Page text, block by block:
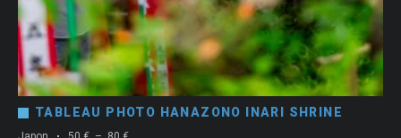
TABLEAU PHOTO HANAZONO INARI SHRINE
Plage